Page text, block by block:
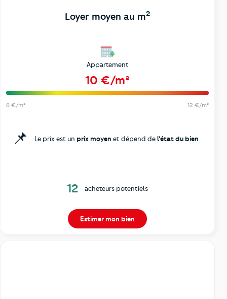
Loyer moyen au m2
Appartement
10 €/m²
6 €/m² 12 €/m²
📌 Le prix est un prix moyen et dépend del’état du bien
12 acheteurs potentiels
Estimer mon bien